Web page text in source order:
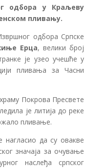
одбора у Краљеву
пливању.
одбора Српске
Ерца, велики број
је узео учешће у
пливања за Часни
Покрова Пресвете
је литија до реке
пливање.
нагласио да су овакве
значаја за очување
наслеђа српског